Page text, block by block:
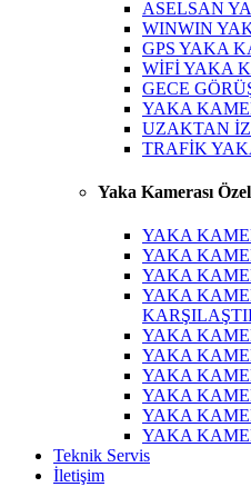
ASELSAN
WINWIN
GPS YAKA
WİFİ YAKA
GECE
YAKA
UZAKTAN
TRAFİK
Yaka Kamerası
YAKA
YAKA
YAKA
YAKA
YAKA
YAKA
YAKA
YAKA
YAKA
YAKA
Teknik Servis
İletişim